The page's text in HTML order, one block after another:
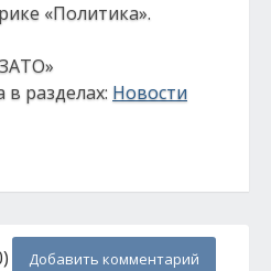
«Политика».
в разделах: Новости
Добавить комментарий